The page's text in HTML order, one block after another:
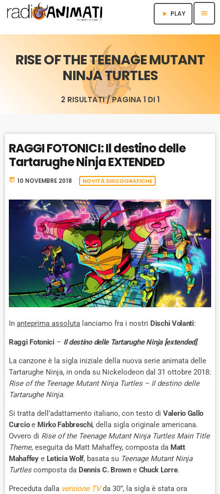
play_arrow PLAY menu
RISE OF THE TEENAGE MUTANT
NINJA TURTLES
2 RISULTATI / PAGINA 1 DI 1
RAGGI FOTONICI: Il destino delle
Tartarughe Ninja EXTENDED
today 10 NOVEMBRE 2018 NOVITÀ DISCOGRAFICHE
In anteprima assoluta lanciamo fra i nostri Dischi Volanti:
Raggi Fotonici – Il destino delle Tartarughe Ninja [extended].
La canzone è la sigla iniziale della nuova serie animata delle
Tartarughe Ninja, in onda su Nickelodeon dal 31 ottobre 2018:
Rise of the Teenage Mutant Ninja Turtles – Il destino delle
Tartarughe Ninja.
Si tratta dell’adattamento italiano, con testo di Valerio Gallo
Curcioe Mirko Fabbreschi, della sigla originale americana.
Ovvero di Rise of the Teenage Mutant Ninja Turtles Main Title
Theme, eseguita da Matt Mahaffey, composta da Matt
Mahaffeye Leticia Wolf, basata su Teenage Mutant Ninja
Turtlescomposta da Dennis C. Browne Chuck Lorre.
Preceduta dalla versione TV da 30”, la sigla è stata ora